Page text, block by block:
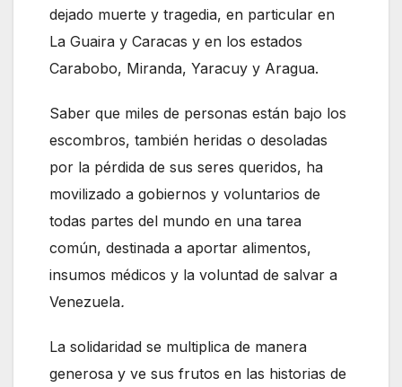
dejado muerte y tragedia, en particular en
La Guaira y Caracas y en los estados
Carabobo, Miranda, Yaracuy y Aragua.
Saber que miles de personas están bajo los
escombros, también heridas o desoladas
por la pérdida de sus seres queridos, ha
movilizado a gobiernos y voluntarios de
todas partes del mundo en una tarea
común, destinada a aportar alimentos,
insumos médicos y la voluntad de salvar a
Venezuela.
La solidaridad se multiplica de manera
generosa y ve sus frutos en las historias de